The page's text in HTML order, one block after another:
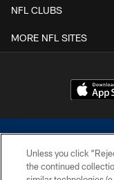
NFL CLUBS
MORE NFL SITES
Unless you click
the continued